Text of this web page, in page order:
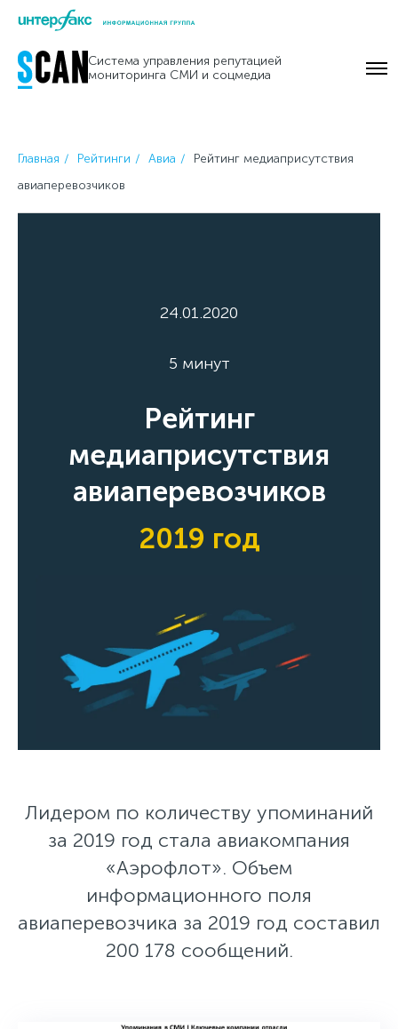
Skip
content
Система управления репутацией
мониторинга СМИ и соцмедиа
Главная Рейтинги Авиа
Рейтинг медиаприсутствия
авиаперевозчиков
24.01.2020
5 минут
Рейтинг
медиаприсутствия
авиаперевозчиков
2019 год
Лидером по количеству упоминаний
за 2019 год стала авиакомпания
«Аэрофлот». Объем
информационного поля
авиаперевозчика за 2019 год составил
200 178 сообщений.